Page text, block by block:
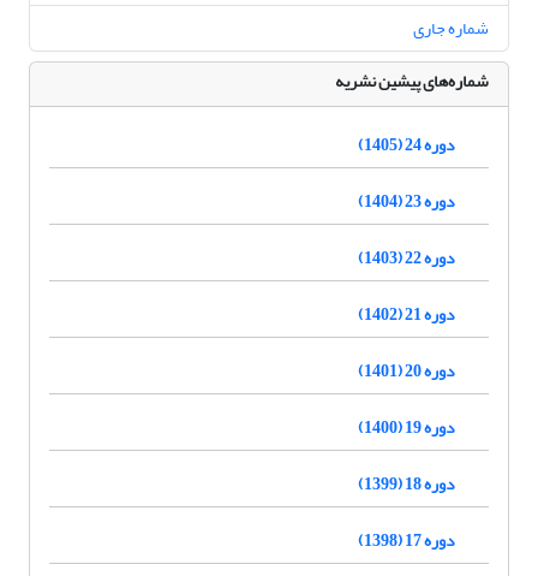
شماره جاری
شماره‌های پیشین نشریه
دوره 24 (1405)
دوره 23 (1404)
دوره 22 (1403)
دوره 21 (1402)
دوره 20 (1401)
دوره 19 (1400)
دوره 18 (1399)
دوره 17 (1398)